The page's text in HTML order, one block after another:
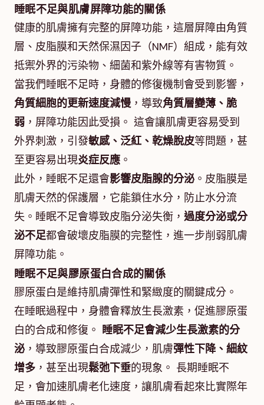
睡眠不足與肌膚屏障功能的關係
健康的肌膚擁有完整的屏障功能，這層屏障由角質
層、皮脂膜和天然保濕因子（NMF）組成，能有效
抵禦外界的污染物、細菌和紫外線等有害物質。
當我們睡眠不足時，身體的修復機制會受到影響，
角質細胞的更新速度減慢，導致角質層變薄、脆
弱 ，屏障功能因此受損。 這會讓肌膚更容易受到
外界刺激，引發敏感、泛紅、乾燥脫皮等問題，甚
至更容易出現炎症反應 。
此外，睡眠不足還會影響皮脂腺的分泌 。皮脂膜是
肌膚天然的保護層，它能鎖住水分，防止水分流
失。睡眠不足會導致皮脂分泌失衡， 過度分泌或分
泌不足都會破壞皮脂膜的完整性，進一步削弱肌膚
屏障功能。
睡眠不足與膠原蛋白合成的關係
膠原蛋白是維持肌膚彈性和緊緻度的關鍵成分。
在睡眠過程中，身體會釋放生長激素，促進膠原蛋
白的合成和修復。 睡眠不足會減少生長激素的分
泌 ，導致膠原蛋白合成減少，肌膚彈性下降、細紋
增多 ，甚至出現鬆弛下垂的現象。 長期睡眠不
足，會加速肌膚老化速度，讓肌膚看起來比實際年